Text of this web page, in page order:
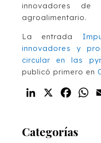
innovadores de
agroalimentario.
La entrada
innovadores y
circular en las
publicó primero en
LinkedIn
Categorías